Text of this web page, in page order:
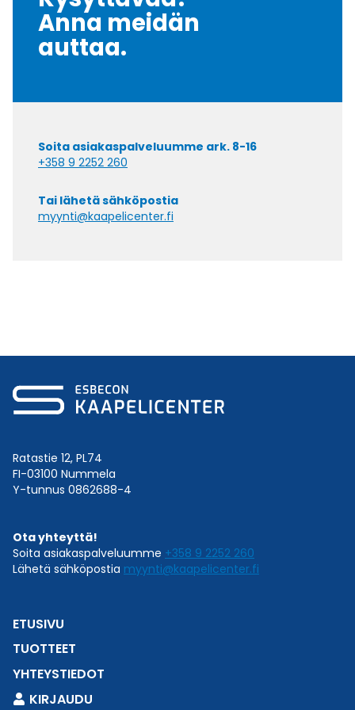
Anna meidän
auttaa.
Soita asiakaspalveluumme ark. 8-16
+358 9 2252 260
Tai lähetä sähköpostia
myynti@kaapelicenter.fi
Ratastie 12, PL74
FI-03100 Nummela
Y-tunnus 0862688-4
Ota yhteyttä!
Soita asiakaspalveluumme +358 9 2252 260
Lähetä sähköpostia myynti@kaapelicenter.fi
ETUSIVU
TUOTTEET
YHTEYSTIEDOT
KIRJAUDU